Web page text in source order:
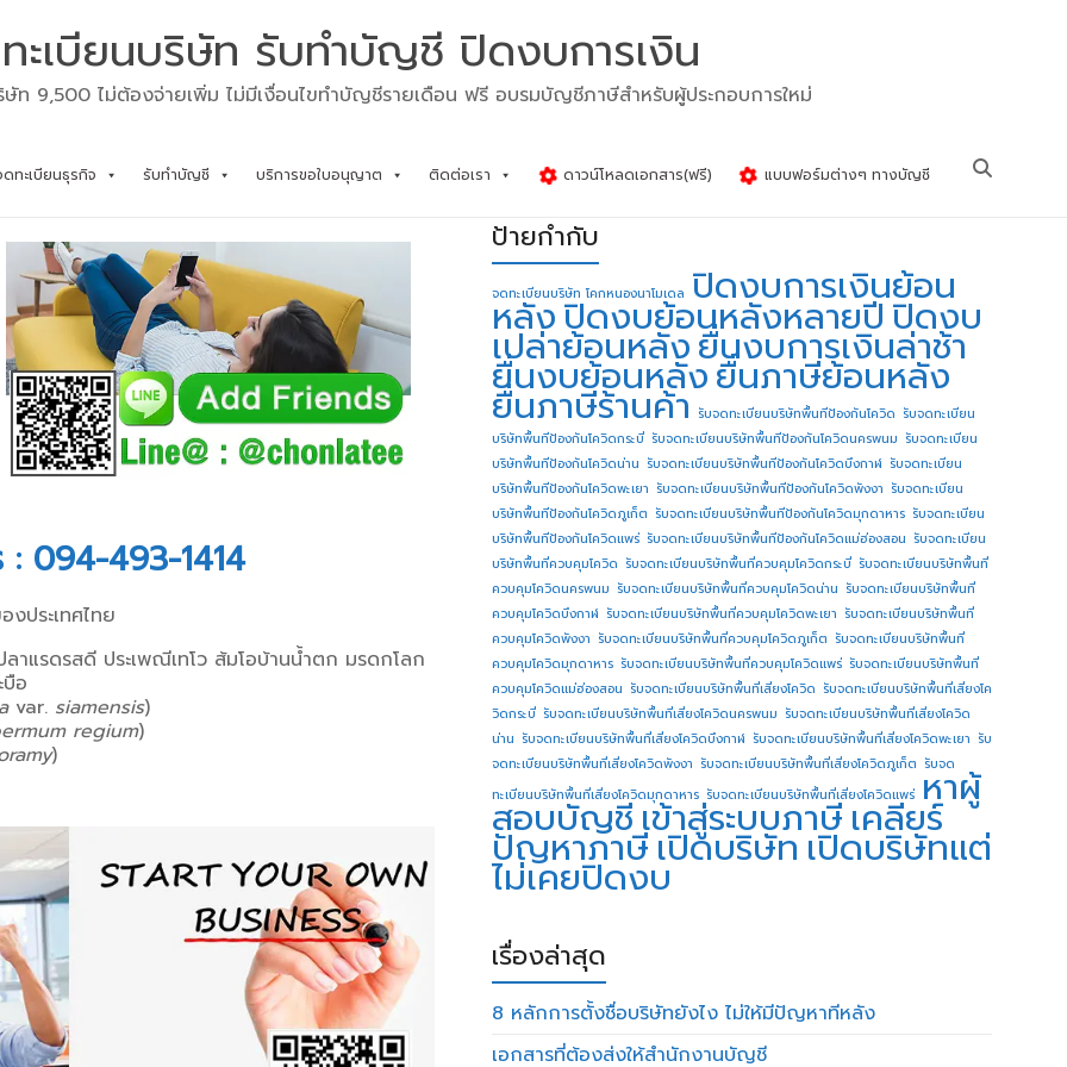
ะเบียนบริษัท รับทำบัญชี ปิดงบการเงิน
ษัท 9,500 ไม่ต้องจ่ายเพิ่ม ไม่มีเงื่อนไขทำบัญชีรายเดือน ฟรี อบรมบัญชีภาษีสำหรับผู้ประกอบการใหม่
ทะเบียนธุรกิจ รับทำบัญชี บริการขอใบอนุญาต ติดต่อเรา ดาวน์โหลดเอกสาร(ฟรี) แบบฟอร์มต่างๆ ทางบัญชี
: 094-493-1414
ประเทศไทย
าแรดรสดี ประเพณีเทโว ส้มโอบ้านน้ำตก มรดกโลก
อ
var. siamensis)
regium)
)
ป้ายกำกับ
จดทะเบียนบริษัท โคกหนองนาโมเดล ปิดงบการเงินย้อน
หลังปิดงบย้อนหลังหลายปี ปิดงบ
เปล่าย้อนหลังยื่นงบการเงินล่าช้า
ยื่นงบย้อนหลังยื่นภาษีย้อนหลัง
ยื่นภาษีร้านค้า รับจดทะเบียนบริษัทพื้นทีป้องกันโควิด รับจดทะเบียน
บริษัทพื้นทีป้องกันโควิดกระบี่ รับจดทะเบียนบริษัทพื้นทีป้องกันโควิดนครพนม รับจดทะเบียน
บริษัทพื้นทีป้องกันโควิดน่าน รับจดทะเบียนบริษัทพื้นทีป้องกันโควิดบึงกาฬ รับจดทะเบียน
บริษัทพื้นทีป้องกันโควิดพะเยา รับจดทะเบียนบริษัทพื้นทีป้องกันโควิดพังงา รับจดทะเบียน
บริษัทพื้นทีป้องกันโควิดภูเก็ต รับจดทะเบียนบริษัทพื้นทีป้องกันโควิดมุกดาหาร รับจดทะเบียน
บริษัทพื้นทีป้องกันโควิดแพร่ รับจดทะเบียนบริษัทพื้นทีป้องกันโควิดแม่ฮ่องสอน รับจดทะเบียน
บริษัทพื้นที่ควบคุมโควิด รับจดทะเบียนบริษัทพื้นที่ควบคุมโควิดกระบี่ รับจดทะเบียนบริษัทพื้นที่
ควบคุมโควิดนครพนม รับจดทะเบียนบริษัทพื้นที่ควบคุมโควิดน่าน รับจดทะเบียนบริษัทพื้นที่
ควบคุมโควิดบึงกาฬ รับจดทะเบียนบริษัทพื้นที่ควบคุมโควิดพะเยา รับจดทะเบียนบริษัทพื้นที่
ควบคุมโควิดพังงา รับจดทะเบียนบริษัทพื้นที่ควบคุมโควิดภูเก็ต รับจดทะเบียนบริษัทพื้นที่
ควบคุมโควิดมุกดาหาร รับจดทะเบียนบริษัทพื้นที่ควบคุมโควิดแพร่ รับจดทะเบียนบริษัทพื้นที่
ควบคุมโควิดแม่ฮ่องสอน รับจดทะเบียนบริษัทพื้นที่เสี่ยงโควิด รับจดทะเบียนบริษัทพื้นที่เสี่ยงโค
วิดกระบี่ รับจดทะเบียนบริษัทพื้นที่เสี่ยงโควิดนครพนม รับจดทะเบียนบริษัทพื้นที่เสี่ยงโควิด
น่าน รับจดทะเบียนบริษัทพื้นที่เสี่ยงโควิดบึงกาฬ รับจดทะเบียนบริษัทพื้นที่เสี่ยงโควิดพะเยา รับ
จดทะเบียนบริษัทพื้นที่เสี่ยงโควิดพังงา รับจดทะเบียนบริษัทพื้นที่เสี่ยงโควิดภูเก็ต รับจด
ทะเบียนบริษัทพื้นที่เสี่ยงโควิดมุกดาหาร รับจดทะเบียนบริษัทพื้นที่เสี่ยงโควิดแพร่ หาผู้
สอบบัญชี เข้าสู่ระบบภาษี เคลียร์
ปัญหาภาษีเปิดบริษัทเปิดบริษัทแต่
ไม่เคยปิดงบ
เรื่องล่าสุด
8 หลักการตั้งชื่อบริษัทยังไง ไม่ให้มีปัญหาทีหลัง
เอกสารที่ต้องส่งให้สำนักงานบัญชี